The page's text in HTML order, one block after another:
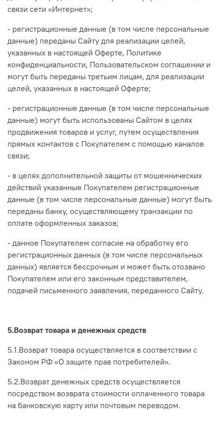
связи сети «Интернет»;
- регистрационные данные (в том числе персональные
данные) переданы Сайту для реализации целей,
указанных в настоящей Оферте, Политике
конфиденциальности, Пользовательском соглашении и
могут быть переданы третьим лицам, для реализации
целей, указанных в настоящей Оферте;
- регистрационные данные (в том числе персональные
данные) могут быть использованы Сайтом в целях
продвижения товаров и услуг, путем осуществления
прямых контактов с Покупателем с помощью каналов
связи;
- в целях дополнительной защиты от мошеннических
действий указанные Покупателем регистрационные
данные (в том числе персональные данные) могут быть
переданы банку, осуществляющему транзакции по
оплате оформленных заказов;
- данное Покупателем согласие на обработку его
регистрационных данных (в том числе персональных
данных) является бессрочным и может быть отозвано
Покупателем или его законным представителем,
подачей письменного заявления, переданного Сайту.
5.Возврат товара и денежных средств
5.1.Возврат товара осуществляется в соответствии с
Законом РФ «О защите прав потребителей».
5.2.Возврат денежных средств осуществляется
посредством возврата стоимости оплаченного товара
на банковскую карту или почтовым переводом.